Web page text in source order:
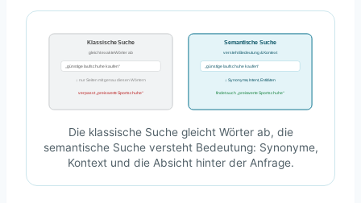
Klassische Suche
gleicht exakte Wörter ab
„günstige laufschuhe kaufen“
↓ nur Seiten mit genau diesen Wörtern
verpasst „preiswerte Sportschuhe“
Semantische Suche
versteht Bedeutung & Kontext
„günstige laufschuhe kaufen“
↓ Synonyme, Intent, Entitäten
findet auch „preiswerte Sportschuhe“
Die klassische Suche gleicht Wörter ab, die
semantische Suche versteht Bedeutung: Synonyme,
Kontext und die Absicht hinter der Anfrage.